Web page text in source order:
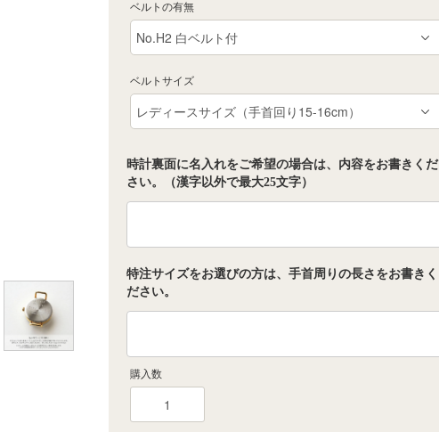
ベルトの有無
ベルトサイズ
時計裏面に名入れをご希望の場合は、内容をお書きくだ
さい。（漢字以外で最大25文字）
特注サイズをお選びの方は、手首周りの長さをお書きく
ださい。
購入数